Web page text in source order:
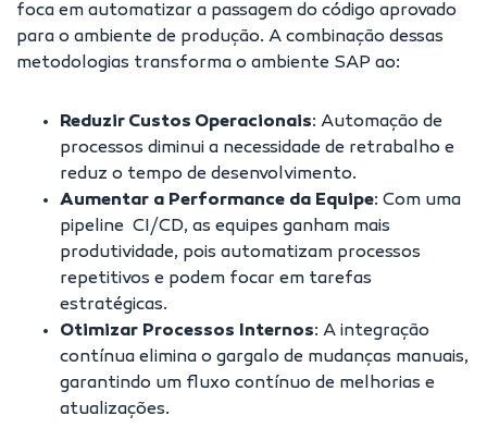
foca em automatizar a passagem do código aprovado
para o ambiente de produção. A combinação dessas
metodologias transforma o ambiente SAP ao:
Reduzir Custos Operacionais: Automação de
processos diminui a necessidade de retrabalho e
reduz o tempo de desenvolvimento.
Aumentar a Performance da Equipe: Com uma
pipeline CI/CD, as equipes ganham mais
produtividade, pois automatizam processos
repetitivos e podem focar em tarefas
estratégicas.
Otimizar Processos Internos: A integração
contínua elimina o gargalo de mudanças manuais,
garantindo um fluxo contínuo de melhorias e
atualizações.